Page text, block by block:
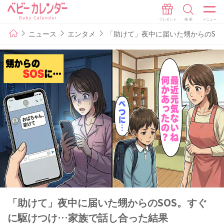
ニュース エンタメ 「助けて」夜中に届いた甥からの
「助けて」夜中に届いた甥からのSOS。すぐ
に駆けつけ…家族で話し合った結果